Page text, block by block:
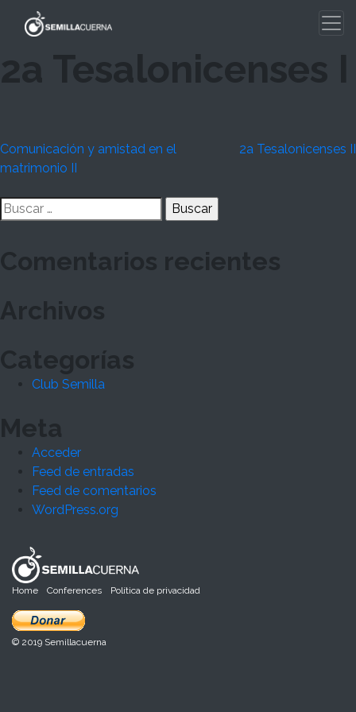
2a Tesalonicenses I
Navegación
entradas
Comunicación y amistad en el
matrimonio II
2a Tesalonicenses II
Buscar:
Comentarios recientes
Archivos
Categorías
Club Semilla
Meta
Acceder
Feed de entradas
Feed de comentarios
WordPress.org
Home Conferences Política de privacidad
© 2019 Semillacuerna